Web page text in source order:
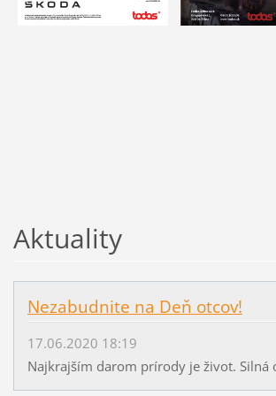
Aktuality
Nezabudnite na Deň otcov!
17.06.2020 18:19
Najkrajším darom prírody je život. Silná